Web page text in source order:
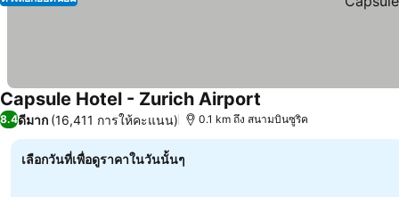
Capsule Hotel - Zurich Airport
8.4ดีมาก (16,411 การให้คะแนน) 0.1 km ถึง สนามบินซูริค
เลือกวันที่เพื่อดูราคาในวันนั้นๆ